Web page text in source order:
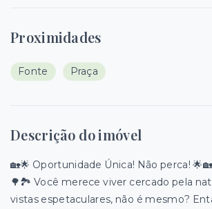
Proximidades
Fonte Praça
Descrição do imóvel
🏡🌟 Oportunidade Única! Não perca! 🌟🏡
🌳🏞️ Você merece viver cercado pela
vistas espetaculares, não é mesmo?